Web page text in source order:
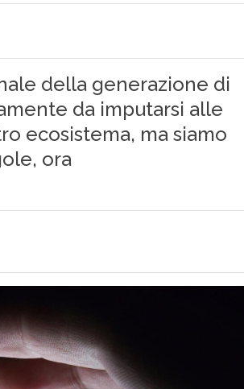
della generazione di
da imputarsi alle
ecosistema, ma siamo
ora